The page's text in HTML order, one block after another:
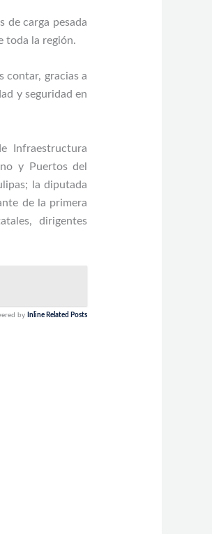
de carga pesada
toda la región.
contar, gracias a
y seguridad en
Infraestructura
y Puertos del
la diputada
de la primera
dirigentes
by Inline Related Posts